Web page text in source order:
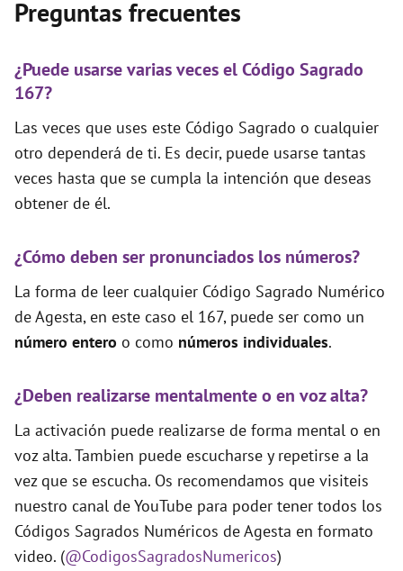
Preguntas frecuentes
¿Puede usarse varias veces el Código Sagrado
167?
Las veces que uses este Código Sagrado o cualquier
otro dependerá de ti. Es decir, puede usarse tantas
veces hasta que se cumpla la intención que deseas
obtener de él.
¿Cómo deben ser pronunciados los números?
La forma de leer cualquier Código Sagrado Numérico
de Agesta, en este caso el 167, puede ser como un
número entero o como números individuales.
¿Deben realizarse mentalmente o en voz alta?
La activación puede realizarse de forma mental o en
voz alta. Tambien puede escucharse y repetirse a la
vez que se escucha. Os recomendamos que visiteis
nuestro canal de YouTube para poder tener todos los
Códigos Sagrados Numéricos de Agesta en formato
video. (@CodigosSagradosNumericos)